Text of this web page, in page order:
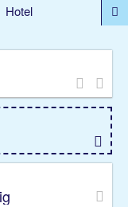
Hotel